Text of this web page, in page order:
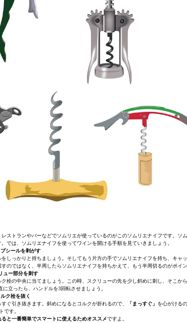
レストランやバーなどでソムリエが使っているのがこのソムリエナイフです。ソ
では、ソムリエナイフを使ってワインを開ける手順を見ていきましょう。
シールを剥がす
しっかりと持ちましょう。そしてもう片方の手でソムリエナイフを持ち、キャ
ではなく、半周したらソムリエナイフを持ちかえて、もう半周切るのがポイン
ュー部分を刺す
栓の中央に当てましょう。この時、スクリューの先を少し斜めに刺し、そこか
立ったら、ハンドルを3回転させましょう。
ク栓を抜く
ぐ引き抜きます。斜めになるとコルクが折れるので、
「まっすぐ」 を心がける
トです。
ると一番簡単でスマートに使えるためオススメですよ。